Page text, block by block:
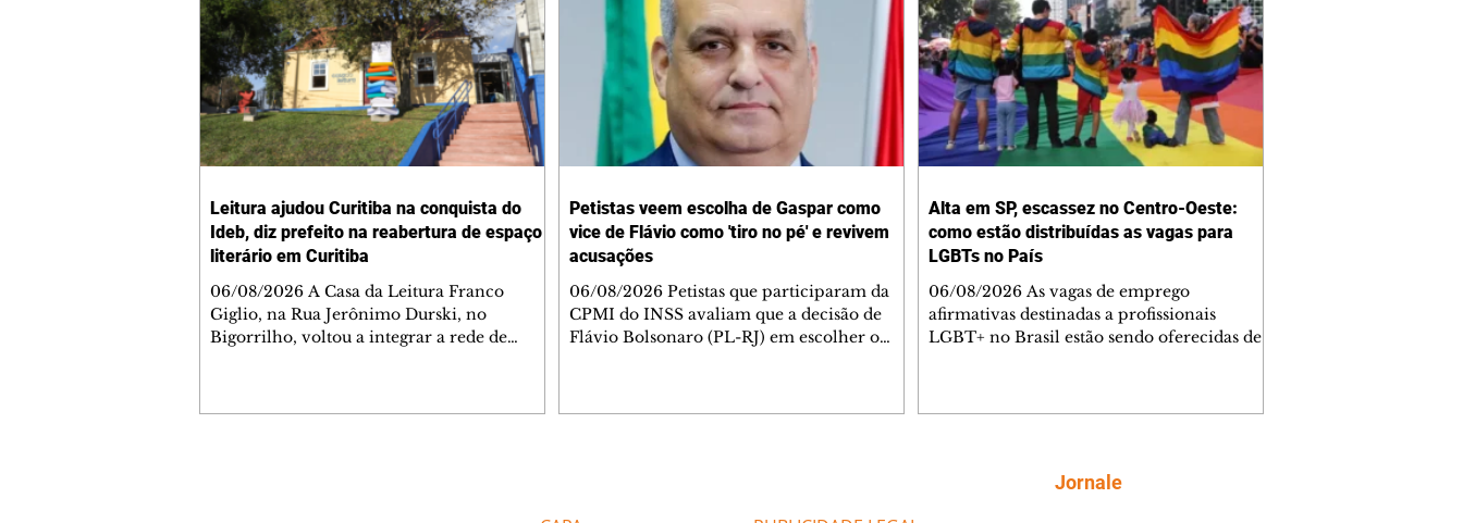
Leitura ajudou Curitiba na conquista do
Ideb, diz prefeito na reabertura de espaço
literário em Curitiba
06/08/2026 A Casa da Leitura Franco
Giglio, na Rua Jerônimo Durski, no
Bigorrilho, voltou a integrar a rede de
Petistas veem escolha de Gaspar como
vice de Flávio como 'tiro no pé' e revivem
acusações
06/08/2026 Petistas que participaram da
CPMI do INSS avaliam que a decisão de
Flávio Bolsonaro (PL-RJ) em escolher o
Alta em SP, escassez no Centro-Oeste:
como estão distribuídas as vagas para
LGBTs no País
06/08/2026 As vagas de emprego
afirmativas destinadas a profissionais
LGBT+ no Brasil estão sendo oferecidas de
aproximadamente duas vagas para esse
Jornale